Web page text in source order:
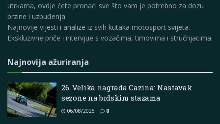
utrkama, ovdje ćete pronaći sve što vam je potrebno za dozu
brzine i uzbuđenja
Najnovije vijesti i analize iz svih kutaka motosport svijeta.
Ekskluzivne priče i intervjue s vozačima, timovima i stručnjacima.
Najnovija ažuriranja
26. Velika nagrada Cazina: Nastavak
sezone na brdskim stazama
06/08/2026 0